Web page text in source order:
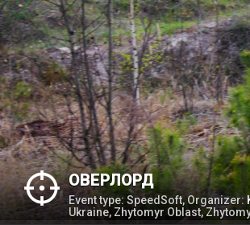
ОВЕРЛОРД
Event type: SpeedSoft, Organizer:
Ukraine, Zhytomyr Oblast,